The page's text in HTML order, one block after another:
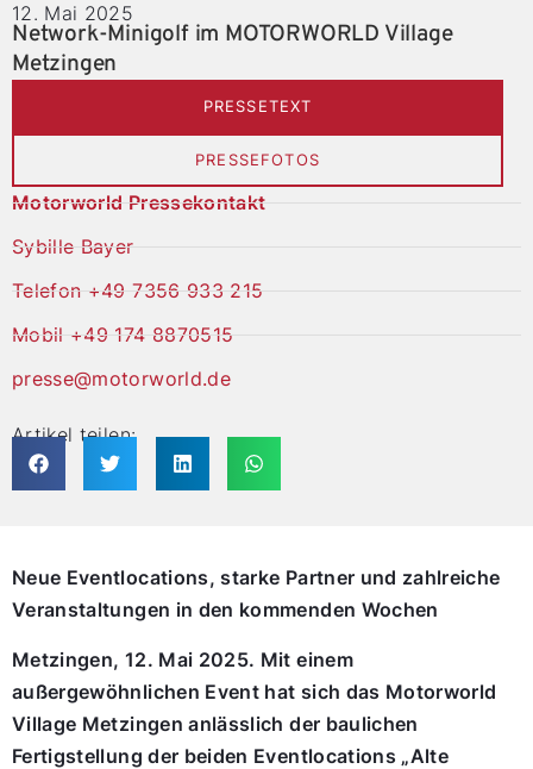
12. Mai 2025
Network-Minigolf im MOTORWORLD Village
Metzingen
PRESSETEXT
PRESSEFOTOS
Motorworld Pressekontakt
Sybille Bayer
Telefon +49 7356 933 215
Mobil +49 174 8870515
presse@motorworld.de
Artikel teilen:
Neue Eventlocations, starke Partner und zahlreiche
Veranstaltungen in den kommenden Wochen
Metzingen, 12. Mai 2025. Mit einem
außergewöhnlichen Event hat sich das Motorworld
Village Metzingen anlässlich der baulichen
Fertigstellung der beiden Eventlocations „Alte